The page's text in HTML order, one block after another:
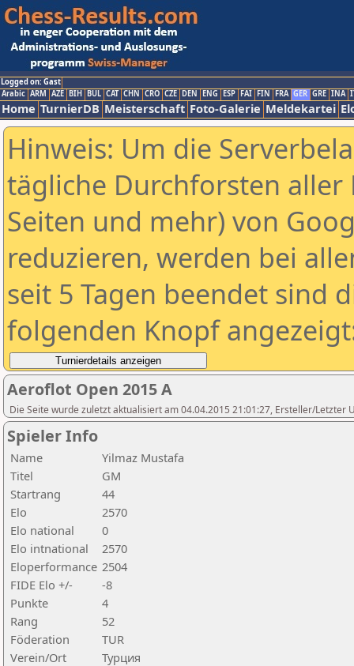
Logged on: Gast
Arabic ARM AZE BIH BUL CAT CHN CRO CZE DEN ENG ESP FAI FIN FRA GER GRE INA
Home TurnierDB Meisterschaft Foto-Galerie Meldekartei
Hinweis: Um die
tägliche Durchforsten aller
Seiten und mehr) von
reduzieren, werden bei
seit 5 Tagen beendet sind
folgenden Knopf
Aeroflot Open 2015 A
Die Seite wurde zuletzt aktualisiert am 04.04.2015 21:01:27, Ersteller/Letzter
Spieler Info
Name
Yilmaz Mustafa
Titel
GM
Startrang
44
Elo
2570
Elo national
0
Elo intnational
2570
Eloperformance 2504
FIDE Elo +/-
-8
Punkte
4
Rang
52
Föderation
TUR
Verein/Ort
Турция